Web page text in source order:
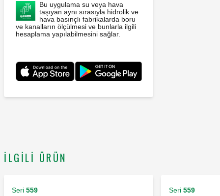
Bu uygulama su veya hava
taşıyan aynı sırasıyla hidrolik ve
hava basınçlı fabrikalarda boru
ve kanalların ölçülmesi ve bunlarla ilgili
hesaplama yapılabilmesini sağlar.
İLGILI ÜRÜN
Seri 559 Seri 559